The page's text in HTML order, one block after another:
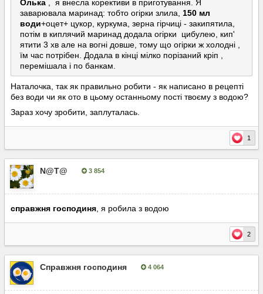
Олька
, я внесла корективи в приготування. Я
заварювала маринад: тобто огірки злила, 150 мл
води+оцет+ цукор, куркума, зерна гірчиці - закипятила,
потім в киплячий маринад додала огірки цибулею, кип'
ятити 3 хв але на вогні довше, тому що огірки ж холодні ,
їм час потрібен. Додала в кінці мілко порізаний кріп ,
перемішала і по банкам.
Наталочка, так як правильно робити - як написано в рецепті
без води чи як ото в цьому останньому пості твоєму з водою?
Зараз хочу зробити, заплуталась.
1
N@T@ 3 854
справжня господиня , я робила з водою
2
Справжня господиня 4 064